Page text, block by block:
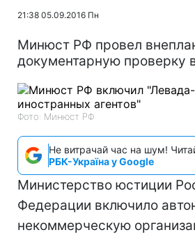
21:38 05.09.2016 Пн
Минюст РФ провел
документарную проверку
Фото: Минюст РФ
Не витрачай час на шум!
РБК-Україна у Google
Министерство юстиции
Федерации включило
некоммерческую